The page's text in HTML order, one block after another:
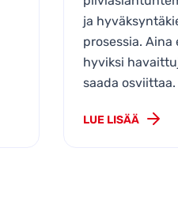
ja
prosessia. Aina
hyviksi
saada osviittaa.
LUE LISÄÄ